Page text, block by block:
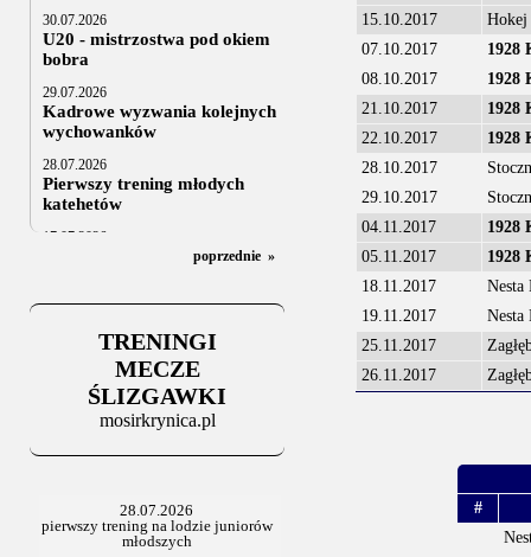
30.07.2026
U20 - mistrzostwa pod okiem
bobra
29.07.2026
Kadrowe wyzwania kolejnych
wychowanków
28.07.2026
Pierwszy trening młodych
katehetów
17.07.2026
U20: z kraju i z zagranicy
Za trzy tygodnie na lód
06.07.2025
Stowarzyszenie po Walnym
poprzednie »
TRENINGI
MECZE
ŚLIZGAWKI
mosirkrynica.pl
15.10.2017
07.10.2017
1928
08.10.2017
1928
21.10.2017
1928
22.10.2017
1928
28.10.2017
29.10.2017
04.11.2017
1928
05.11.2017
1928
18.11.2017
19.11.2017
25.11.2017
26.11.2017
#